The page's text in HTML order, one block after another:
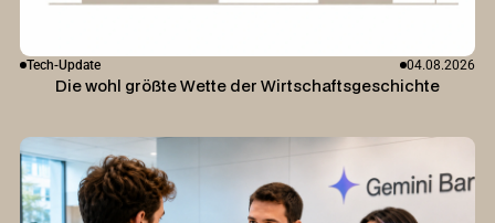
Tech-Update 04.08.2026
Die wohl größte Wette der Wirtschaftsgeschichte